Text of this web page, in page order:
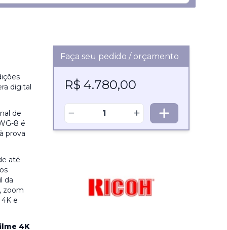
digital
de
8 é
prova
até
da
zoom
e
4K
Faça seu pedido / orçamento
R$ 4.780,00
−
+